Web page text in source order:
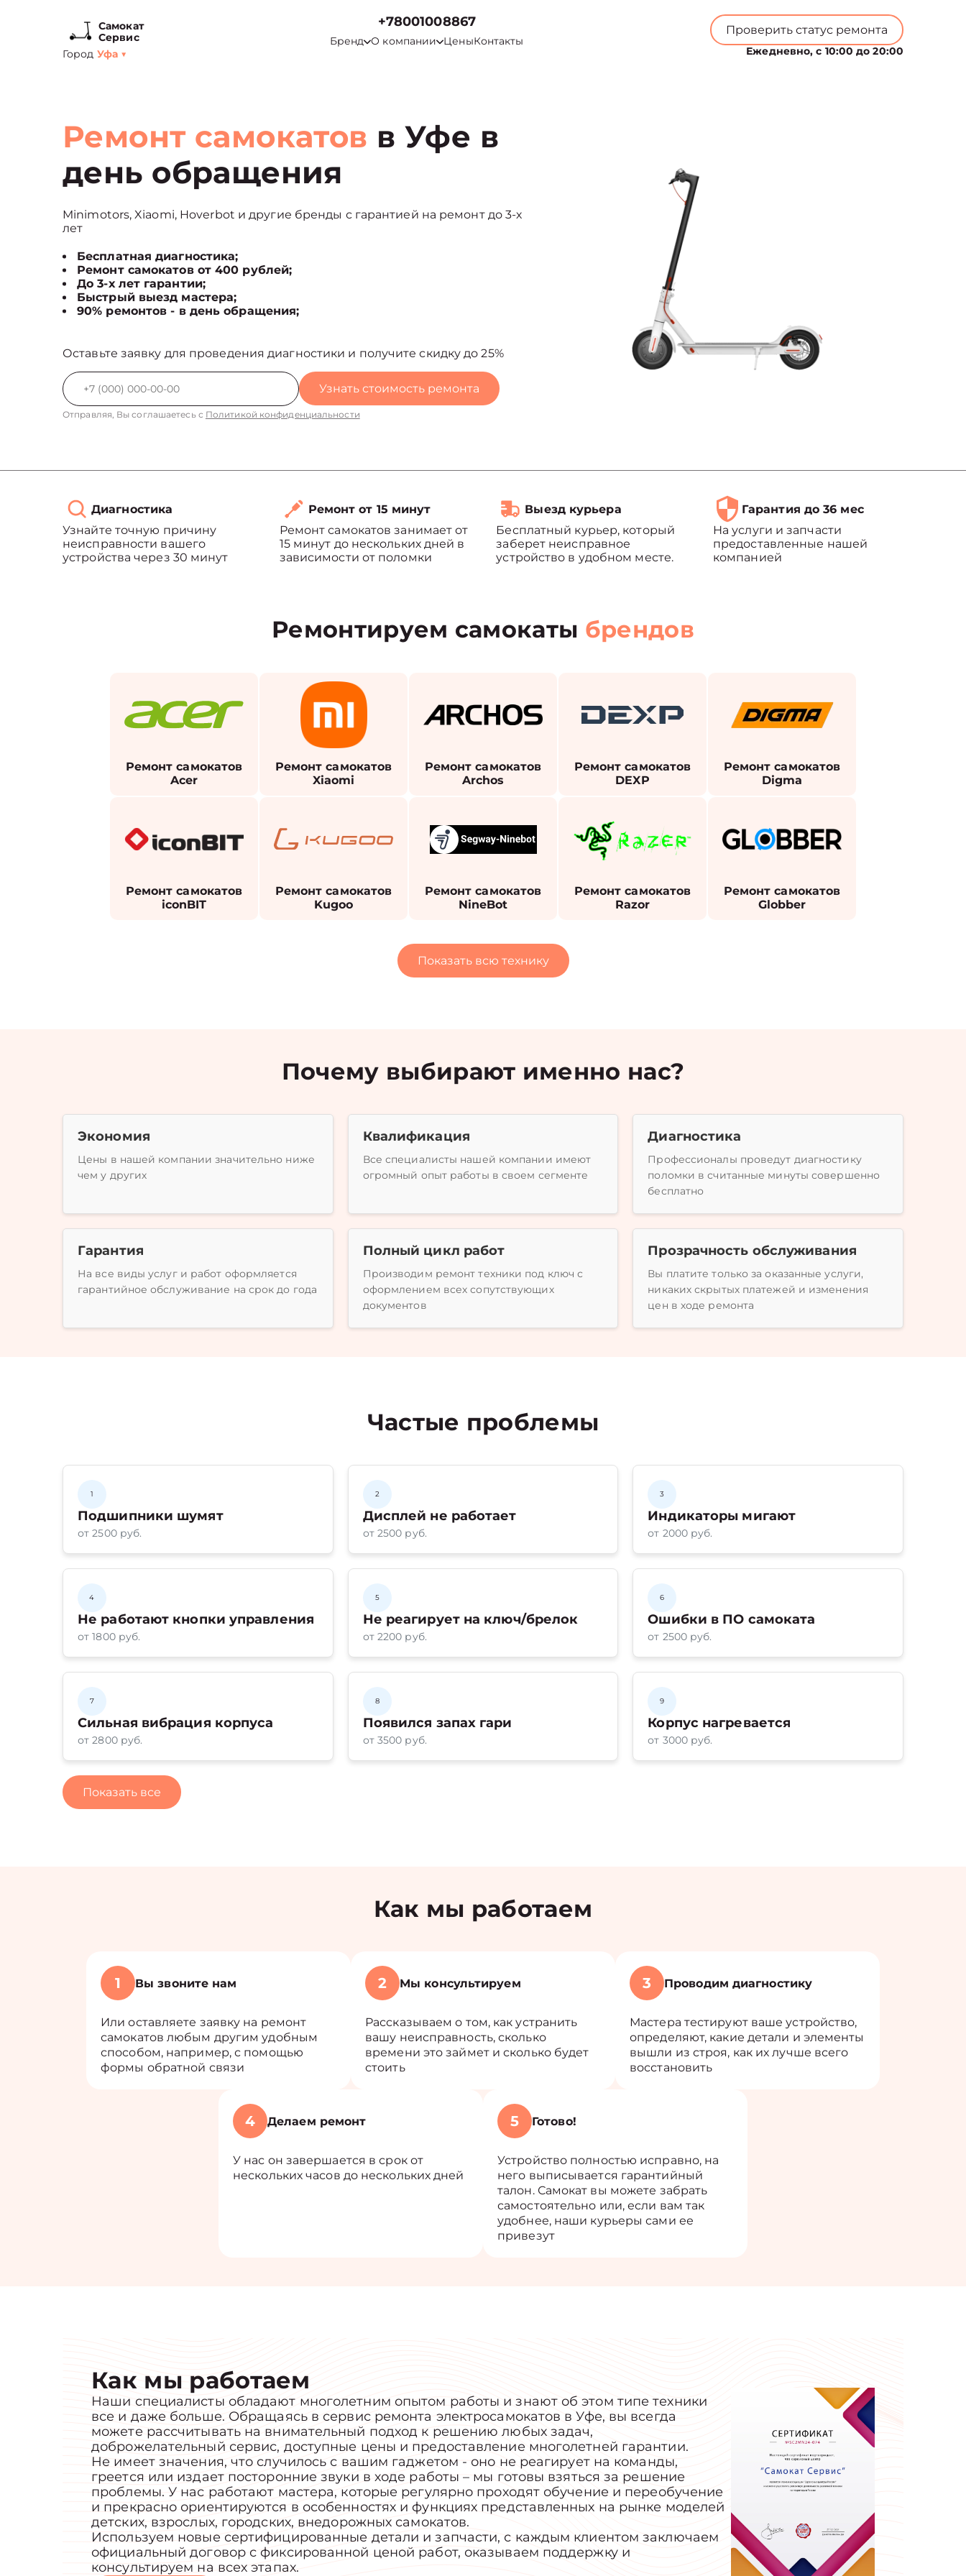
Самокат
Сервис
Город Уфа ▼
+78001008867
Бренд О компании ЦеныКонтакты
Проверить статус ремонта
Ежедневно, с 10:00 до 20:00
Ремонт самокатов в Уфе в
день обращения
Minimotors, Xiaomi, Hoverbot и другие бренды с гарантией на ремонт до 3-х
лет
Бесплатная диагностика;
Ремонт самокатов от 400 рублей;
До 3-х лет гарантии;
Быстрый выезд мастера;
90% ремонтов - в день обращения;
Оставьте заявку для проведения диагностики и получите скидку до 25%
Узнать стоимость ремонта
Отправляя, Вы соглашаетесь с Политикой конфиденциальности
Диагностика
Узнайте точную причину
неисправности вашего
устройства через 30 минут
Ремонт от 15 минут
Ремонт самокатов занимает от
15 минут до нескольких дней в
зависимости от поломки
Выезд курьера
Бесплатный курьер, который
заберет неисправное
устройство в удобном месте.
Гарантия до 36 мес
На услуги и запчасти
предоставленные нашей
компанией
Ремонтируем самокаты брендов
Ремонт самокатов
Acer
Ремонт самокатов
Xiaomi
Ремонт самокатов
Archos
Ремонт самокатов
DEXP
Ремонт самокатов
Digma
Ремонт самокатов
iconBIT
Ремонт самокатов
Kugoo
Ремонт самокатов
NineBot
Ремонт самокатов
Razor
Ремонт самокатов
Globber
Показать всю технику
Почему выбирают именно нас?
Экономия
Цены в нашей компании значительно ниже
чем у других
Квалификация
Все специалисты нашей компании имеют
огромный опыт работы в своем сегменте
Диагностика
Профессионалы проведут диагностику
поломки в считанные минуты совершенно
бесплатно
Гарантия
На все виды услуг и работ оформляется
гарантийное обслуживание на срок до года
Полный цикл работ
Производим ремонт техники под ключ с
оформлением всех сопутствующих
документов
Прозрачность обслуживания
Вы платите только за оказанные услуги,
никаких скрытых платежей и изменения
цен в ходе ремонта
Частые проблемы
1
Подшипники шумят
от 2500 руб.
2
Дисплей не работает
от 2500 руб.
3
Индикаторы мигают
от 2000 руб.
4
Не работают кнопки управления
от 1800 руб.
5
Не реагирует на ключ/брелок
от 2200 руб.
6
Ошибки в ПО самоката
от 2500 руб.
7
Сильная вибрация корпуса
от 2800 руб.
8
Появился запах гари
от 3500 руб.
9
Корпус нагревается
от 3000 руб.
Показать все
Как мы работаем
1 Вы звоните нам
Или оставляете заявку на ремонт
самокатов любым другим удобным
способом, например, с помощью
формы обратной связи
2 Мы консультируем
Рассказываем о том, как устранить
вашу неисправность, сколько
времени это займет и сколько будет
стоить
3 Проводим диагностику
Мастера тестируют ваше устройство,
определяют, какие детали и элементы
вышли из строя, как их лучше всего
восстановить
4 Делаем ремонт
У нас он завершается в срок от
нескольких часов до нескольких дней
5 Готово!
Устройство полностью исправно, на
него выписывается гарантийный
талон. Самокат вы можете забрать
самостоятельно или, если вам так
удобнее, наши курьеры сами ее
привезут
Как мы работаем
Наши специалисты обладают многолетним опытом работы и знают об этом типе техники
все и даже больше. Обращаясь в сервис ремонта электросамокатов в Уфе, вы всегда
можете рассчитывать на внимательный подход к решению любых задач,
доброжелательный сервис, доступные цены и предоставление многолетней гарантии.
Не имеет значения, что случилось с вашим гаджетом - оно не реагирует на команды,
греется или издает посторонние звуки в ходе работы – мы готовы взяться за решение
проблемы. У нас работают мастера, которые регулярно проходят обучение и переобучение
и прекрасно ориентируются в особенностях и функциях представленных на рынке моделей
детских, взрослых, городских, внедорожных самокатов.
Используем новые сертифицированные детали и запчасти, с каждым клиентом заключаем
официальный договор с фиксированной ценой работ, оказываем поддержку и
консультируем на всех этапах.